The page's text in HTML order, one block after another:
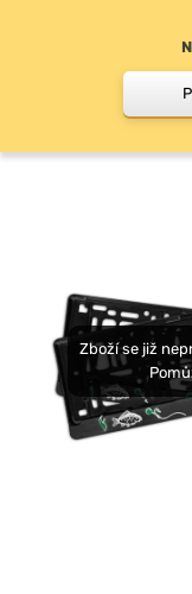
Doplňky do auta
Zboží se již